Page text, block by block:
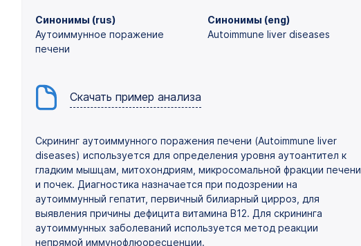
Синонимы (rus)
Аутоиммунное поражение
печени
Синонимы (eng)
Autoimmune liver diseases
Скачать пример анализа
Скрининг аутоиммунного поражения печени (Autoimmune liver
diseases) используется для определения уровня аутоантител к
гладким мышцам, митохондриям, микросомальной фракции печени
и почек. Диагностика назначается при подозрении на
аутоиммунный гепатит, первичный билиарный цирроз, для
выявления причины дефицита витамина B12. Для скрининга
аутоиммунных заболеваний используется метод реакции
непрямой иммунофлюоресценции.